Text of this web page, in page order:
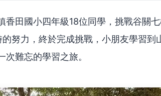
香田國小四年級18位同學，挑戰谷關七
努力，終於完成挑戰，小朋友學習到
難忘的學習之旅。